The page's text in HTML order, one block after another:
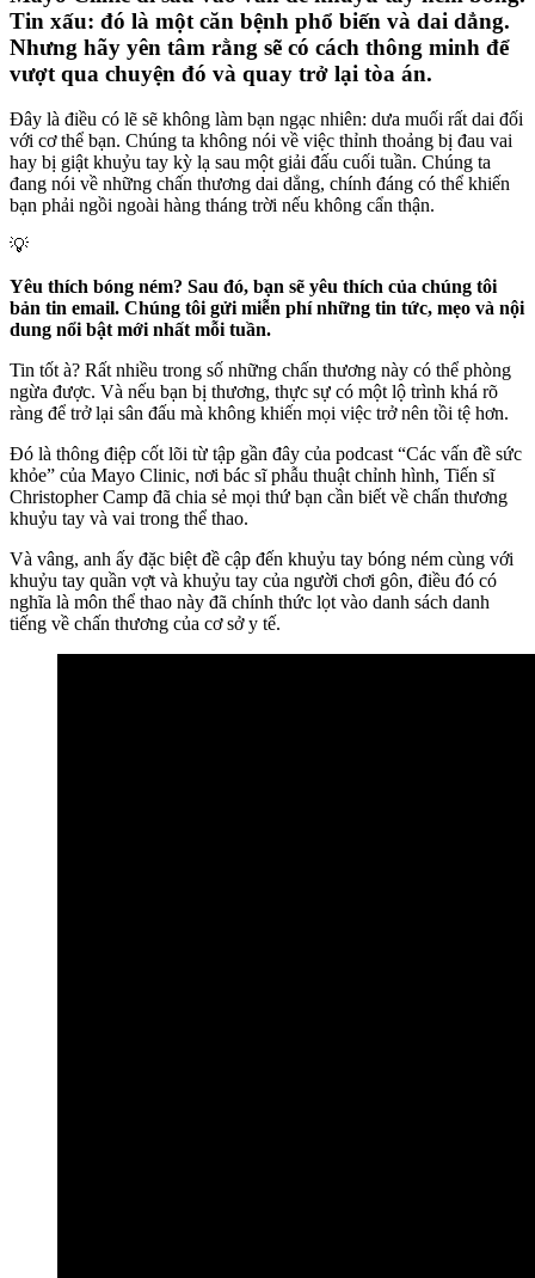
Tin xấu: đó là một căn bệnh phổ biến và dai dẳng.
Nhưng hãy yên tâm rằng sẽ có cách thông minh để
vượt qua chuyện đó và quay trở lại tòa án.
Đây là điều có lẽ sẽ không làm bạn ngạc nhiên: dưa muối rất dai đối
với cơ thể bạn. Chúng ta không nói về việc thỉnh thoảng bị đau vai
hay bị giật khuỷu tay kỳ lạ sau một giải đấu cuối tuần. Chúng ta
đang nói về những chấn thương dai dẳng, chính đáng có thể khiến
bạn phải ngồi ngoài hàng tháng trời nếu không cẩn thận.
💡
bản tin email. Chúng tôi gửi miễn phí những tin tức, mẹo và nội
dung nổi bật mới nhất mỗi tuần.
Tin tốt à? Rất nhiều trong số những chấn thương này có thể phòng
ngừa được. Và nếu bạn bị thương, thực sự có một lộ trình khá rõ
ràng để trở lại sân đấu mà không khiến mọi việc trở nên tồi tệ hơn.
Đó là thông điệp cốt lõi từ tập gần đây của podcast “Các vấn đề sức
khỏe” của Mayo Clinic, nơi bác sĩ phẫu thuật chỉnh hình, Tiến sĩ
Christopher Camp đã chia sẻ mọi thứ bạn cần biết về chấn thương
khuỷu tay và vai trong thể thao.
Và vâng, anh ấy đặc biệt đề cập đến khuỷu tay bóng ném cùng với
khuỷu tay quần vợt và khuỷu tay của người chơi gôn, điều đó có
nghĩa là môn thể thao này đã chính thức lọt vào danh sách danh
tiếng về chấn thương của cơ sở y tế.